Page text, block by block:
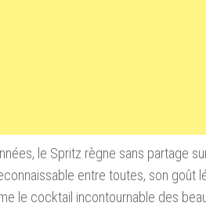
le Spritz règne sans partage
entre toutes, son goût
le cocktail incontournable des